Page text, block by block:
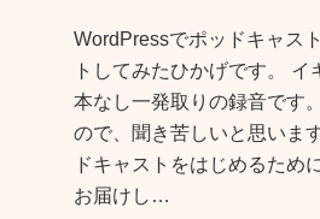
WordPressでポッドキャス
トしてみたひかげです。 イ
本なし一発取りの録音です
ので、聞き苦しいと思いま
ドキャストをはじめるため
お届けし…